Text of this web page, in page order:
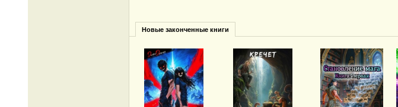
Новые законченные книги